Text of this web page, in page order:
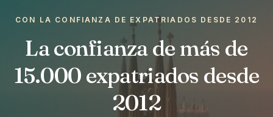
CON LA CONFIANZA DE EXPATRIADOS DESDE 2012
La confianza de más de
15.000 expatriados desde
2012